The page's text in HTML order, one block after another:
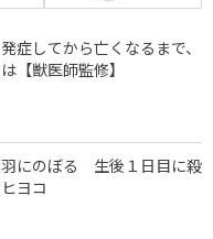
してから亡くなるまで、
【獣医師監修】
羽にのぼる 生後１日目に殺
ヨコ